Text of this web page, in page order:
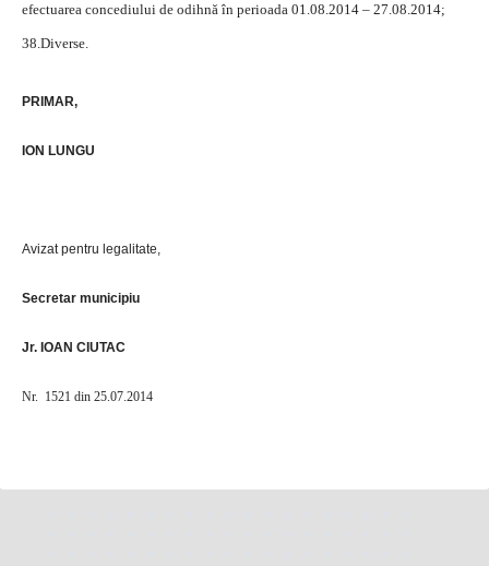
efectuarea concediului de odihnă în perioada 01.08.2014 – 27.08.2014;
38.Diverse.
PRIMAR,
ION LUNGU
Avizat pentru legalitate,
Secretar municipiu
Jr. IOAN CIUTAC
Nr. 1521 din 25.07.2014